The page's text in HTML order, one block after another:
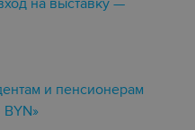
на выставку —
и пенсионерам